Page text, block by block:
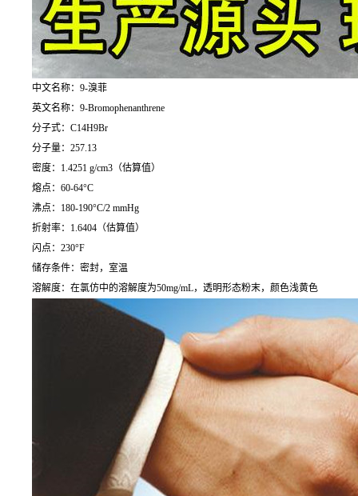
中文名称：9-溴菲
英文名称：9-Bromophenanthrene
分子式：C14H9Br
分子量：257.13
密度：1.4251 g/cm3（估算值）
熔点：60-64°C
沸点：180-190°C/2 mmHg
折射率：1.6404（估算值）
闪点：230°F
储存条件：密封，室温
溶解度：在氯仿中的溶解度为50mg/mL，透明形态粉末，颜色浅黄色